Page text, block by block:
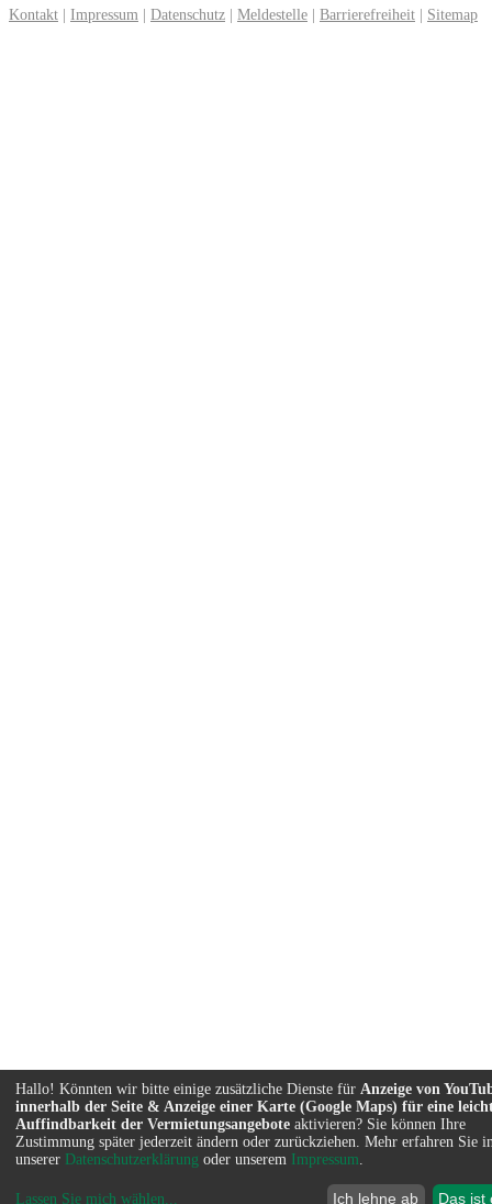
Kontakt
Impressum Datenschutz Meldestelle Barrierefreiheit Sitemap
Hallo! Könnten wir bitte einige zusätzliche Dienste für Anzeige von
innerhalb der Seite & Anzeige einer Karte (Google Maps) für eine
Auffindbarkeit der Vermietungsangebote aktivieren? Sie können Ihre
Zustimmung später jederzeit ändern oder zurückziehen. Mehr erfahren Sie
unserer Datenschutzerklärung oder unserem Impressum
Lassen Sie mich wählen... Ich lehne ab Das ist